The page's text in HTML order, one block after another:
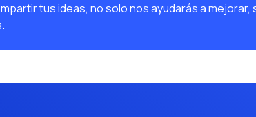
tus ideas, no solo nos ayudarás a mejorar,